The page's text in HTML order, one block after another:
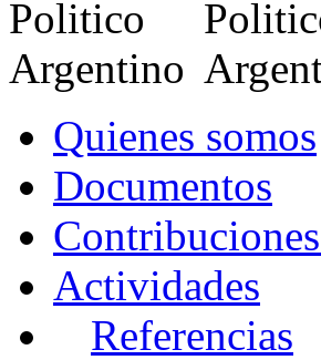
Quienes somos
Documentos
Actividades
Referencias